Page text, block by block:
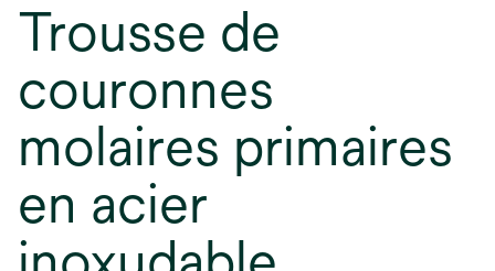
Trousse de
couronnes
molaires primaires
en acier